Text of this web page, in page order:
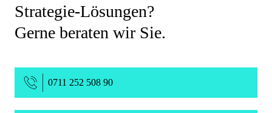
Strategie-Lösungen?
Gerne beraten wir Sie.
0711 252 508 90